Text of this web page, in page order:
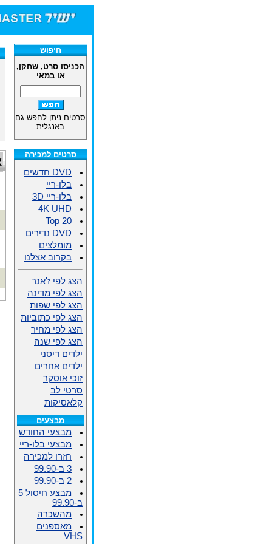
חיפוש
הכניסו סרט, שחקן,
או במאי
סרטים ניתן לחפש גם
באנגלית
סרטים למכירה
DVD חדשים
בלו-ריי
בלו-ריי 3D
4K UHD
Top 20
DVD נדירים
מומלצים
בקרוב אצלנו
הצג לפי ז'אנר
הצג לפי מדינה
הצג לפי שפות
הצג לפי כתוביות
הצג לפי מחיר
הצג לפי שנה
ילדים דיסני
ילדים אחרים
זוכי אוסקר
סרטי לב
קלאסיקות
מבצעים
מבצעי החודש
מבצעי בלו-ריי
חזרו למכירה
3 ב-99.90
2 ב-99.90
מבצע חיסול 5
ב-99.90
מהשכרה
מאספנים
VHS